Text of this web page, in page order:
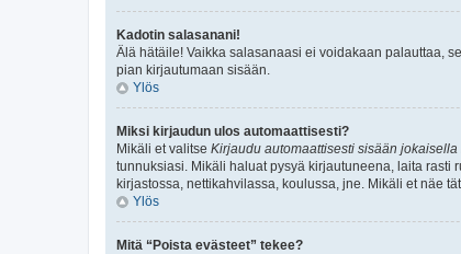
Kadotin salasanani!
Älä hätäile! Vaikka salasanaasi ei voidakaan palauttaa,
pian kirjautumaan sisään.
Ylös
Miksi kirjaudun ulos automaattisesti?
Mikäli et valitse Kirjaudu automaattisesti sisään
tunnuksiasi. Mikäli haluat pysyä kirjautuneena, laita rasti
kirjastossa, nettikahvilassa, koulussa, jne. Mikäli et näe
Ylös
Mitä “Poista evästeet” tekee?